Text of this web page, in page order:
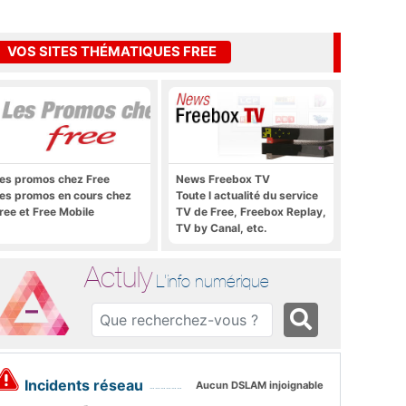
VOS SITES THÉMATIQUES FREE
promos chez Free
promos en cours chez
et Free Mobile
News Freebox TV
Toute l actualité du service
TV de Free, Freebox Replay,
TV by Canal, etc.
Actuly L'info numérique
Incidents réseau Aucun DSLAM injoignable